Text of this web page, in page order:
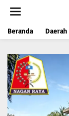
t
Beranda Daerah